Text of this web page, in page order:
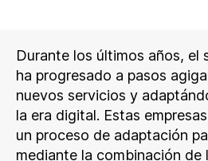
Durante los últimos años, el
ha progresado a pasos
nuevos servicios y
la era digital. Estas
un proceso de adaptación
mediante la combinación de